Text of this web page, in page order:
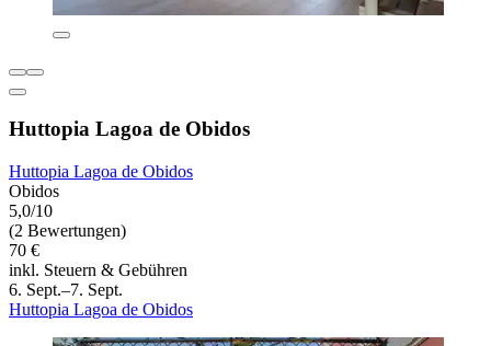
Huttopia Lagoa de Obidos
Huttopia Lagoa de Obidos
Obidos
5,0/10
(2 Bewertungen)
70 €
inkl. Steuern & Gebühren
6. Sept.–7. Sept.
Huttopia Lagoa de Obidos